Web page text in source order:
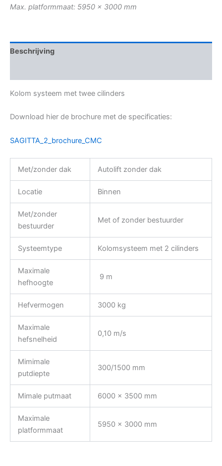
Max. platformmaat: 5950 x 3000 mm
Beschrijving
Kolom systeem met twee cilinders
Download hier de brochure met de specificaties:
SAGITTA_2_brochure_CMC
Met/zonder dak Autolift zonder dak
Locatie Binnen
Met/zonder
bestuurder
Met of zonder bestuurder
Systeemtype Kolomsysteem met 2 cilinders
Maximale
hefhoogte
9 m
Hefvermogen 3000 kg
Maximale
hefsnelheid
0,10 m/s
Mimimale
putdiepte
300/1500 mm
Mimale putmaat 6000 x 3500 mm
Maximale
platformmaat
5950 x 3000 mm